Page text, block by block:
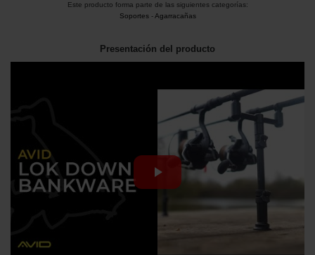
Este producto forma parte de las siguientes categorías:
Soportes-Agarracañas
Presentación del producto